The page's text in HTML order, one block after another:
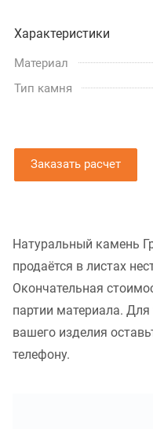
Характеристики
Материал
Тип камня
Заказать расчет
Натуральный камень
продаётся в листах
Окончательная
партии материала. Для
вашего изделия
телефону.